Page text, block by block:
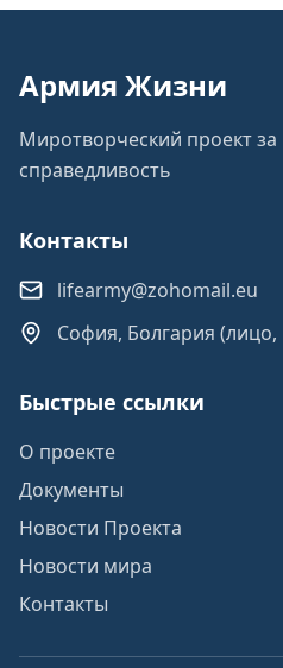
Армия Жизни
Миротворческий проект за
справедливость
Контакты
lifearmy@zohomail.eu
София, Болгария
Быстрые ссылки
О проекте
Документы
Новости Проекта
Новости мира
Контакты